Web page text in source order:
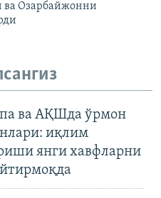
Озарбайжонни
ва АҚШда ўрмон
иқлим
янги хавфларни